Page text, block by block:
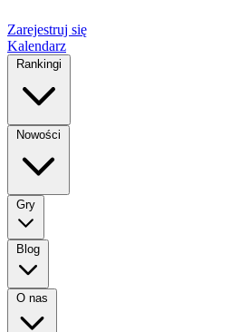
Zarejestruj się
Kalendarz
Rankingi
Nowości
Gry
Blog
O nas